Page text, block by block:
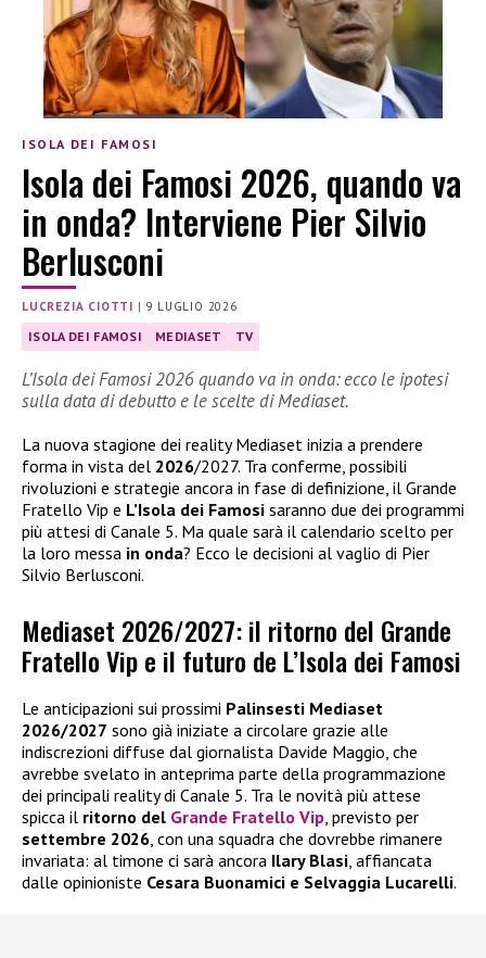
ISOLA DEI FAMOSI
Isola dei Famosi 2026, quando va
in onda? Interviene Pier Silvio
Berlusconi
LUCREZIA CIOTTI | 9 LUGLIO 2026
ISOLA DEI FAMOSI MEDIASET TV
L’Isola dei Famosi 2026 quando va in onda: ecco le ipotesi
sulla data di debutto e le scelte di Mediaset.
La nuova stagione dei reality Mediaset inizia a prendere
forma in vista del 2026/2027. Tra conferme, possibili
rivoluzioni e strategie ancora in fase di definizione, il Grande
Fratello Vip e L’Isola dei Famosi saranno due dei programmi
più attesi di Canale 5. Ma quale sarà il calendario scelto per
la loro messa in onda? Ecco le decisioni al vaglio di Pier
Silvio Berlusconi.
Mediaset 2026/2027: il ritorno del Grande
Fratello Vip e il futuro de L’Isola dei Famosi
Le anticipazioni sui prossimi Palinsesti Mediaset
2026/2027 sono già iniziate a circolare grazie alle
indiscrezioni diffuse dal giornalista Davide Maggio, che
avrebbe svelato in anteprima parte della programmazione
dei principali reality di Canale 5. Tra le novità più attese
spicca il ritorno del Grande Fratello Vip , previsto per
settembre 2026 , con una squadra che dovrebbe rimanere
invariata: al timone ci sarà ancora Ilary Blasi , affiancata
dalle opinioniste Cesara Buonamici e Selvaggia Lucarelli.